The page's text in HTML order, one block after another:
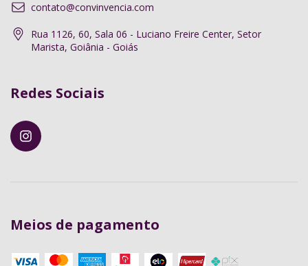
contato@convinvencia.com
Rua 1126, 60, Sala 06 - Luciano Freire Center, Setor
Marista, Goiânia - Goiás
Redes Sociais
Meios de pagamento